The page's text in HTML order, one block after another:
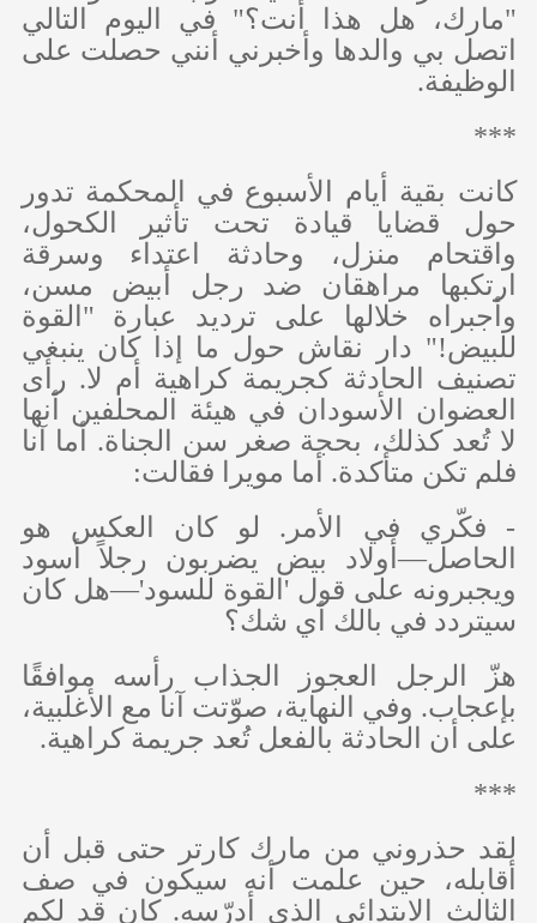
"مارك، هل هذا أنت؟" في اليوم التالي
اتصل بي والدها وأخبرني أنني حصلت على
الوظيفة.
***
كانت بقية أيام الأسبوع في المحكمة تدور
حول قضايا قيادة تحت تأثير الكحول،
واقتحام منزل، وحادثة اعتداء وسرقة
ارتكبها مراهقان ضد رجل أبيض مسن،
وأجبراه خلالها على ترديد عبارة "القوة
للبيض!" دار نقاش حول ما إذا كان ينبغي
تصنيف الحادثة كجريمة كراهية أم لا. رأى
العضوان الأسودان في هيئة المحلفين أنها
لا تُعد كذلك، بحجة صغر سن الجناة. أما آنا
فلم تكن متأكدة. أما مويرا فقالت:
- فكّري في الأمر. لو كان العكس هو
الحاصل—أولاد بيض يضربون رجلاً أسود
ويجبرونه على قول 'القوة للسود'—هل كان
سيتردد في بالك أي شك؟
هزّ الرجل العجوز الجذاب رأسه موافقًا
بإعجاب. وفي النهاية، صوّتت آنا مع الأغلبية،
على أن الحادثة بالفعل تُعد جريمة كراهية.
***
لقد حذروني من مارك كارتر حتى قبل أن
أقابله، حين علمت أنه سيكون في صف
الثالث الابتدائي الذي أدرّسه. كان قد لكم